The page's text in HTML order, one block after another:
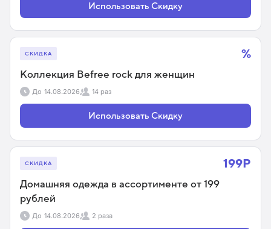
Использовать Скидку
%
СКИДКА
Коллекция Befree rock для женщин
До 14.08.2026 14 раз
Использовать Скидку
199Р
СКИДКА
Домашняя одежда в ассортименте от 199
рублей
До 14.08.2026 2 раза